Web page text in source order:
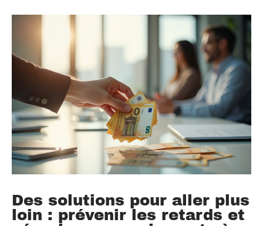
Des solutions pour aller plus
loin : prévenir les retards et